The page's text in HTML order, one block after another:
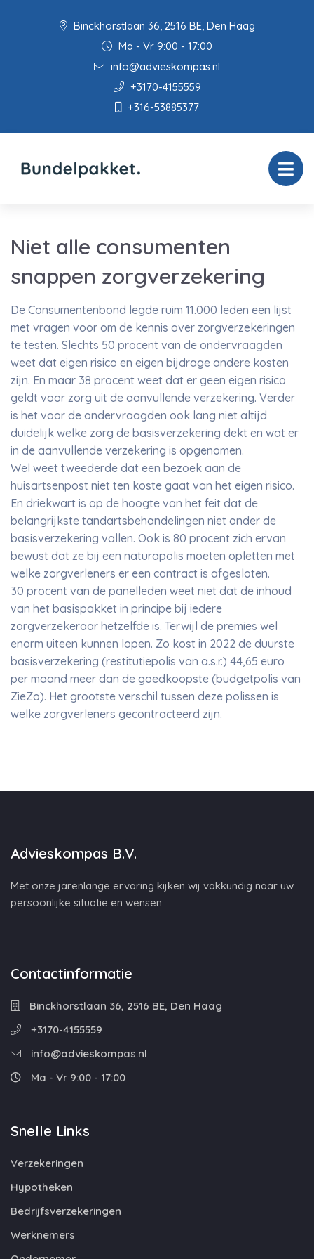
Binckhorstlaan 36, 2516 BE, Den Haag
Ma - Vr 9:00 - 17:00
info@advieskompas.nl
+3170-4155559
+316-53885377
Niet alle consumenten
snappen zorgverzekering
De Consumentenbond legde ruim 11.000 leden een lijst
met vragen voor om de kennis over zorgverzekeringen
te testen. Slechts 50 procent van de ondervraagden
weet dat eigen risico en eigen bijdrage andere kosten
zijn. En maar 38 procent weet dat er geen eigen risico
geldt voor zorg uit de aanvullende verzekering. Verder
is het voor de ondervraagden ook lang niet altijd
duidelijk welke zorg de basisverzekering dekt en wat er
in de aanvullende verzekering is opgenomen.
Wel weet tweederde dat een bezoek aan de
huisartsenpost niet ten koste gaat van het eigen risico.
En driekwart is op de hoogte van het feit dat de
belangrijkste tandartsbehandelingen niet onder de
basisverzekering vallen. Ook is 80 procent zich ervan
bewust dat ze bij een naturapolis moeten opletten met
welke zorgverleners er een contract is afgesloten.
30 procent van de panelleden weet niet dat de inhoud
van het basispakket in principe bij iedere
zorgverzekeraar hetzelfde is. Terwijl de premies wel
enorm uiteen kunnen lopen. Zo kost in 2022 de duurste
basisverzekering (restitutiepolis van a.s.r.) 44,65 euro
per maand meer dan de goedkoopste (budgetpolis van
ZieZo). Het grootste verschil tussen deze polissen is
welke zorgverleners gecontracteerd zijn.
Advieskompas B.V.
Met onze jarenlange ervaring kijken wij vakkundig naar uw
persoonlijke situatie en wensen.
Contactinformatie
Binckhorstlaan 36, 2516 BE, Den Haag
+3170-4155559
info@advieskompas.nl
Ma - Vr 9:00 - 17:00
Snelle Links
Verzekeringen
Hypotheken
Bedrijfsverzekeringen
Werknemers